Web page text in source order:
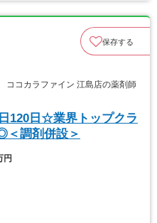
保存する
コカラファイン 江島店の薬剤師
120日☆業界トップクラ
＜調剤併設＞
円